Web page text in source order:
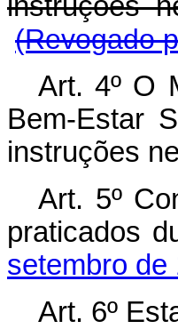
(Revogado
Art. 4º O
Bem-Estar
instruções
Art. 5º
praticados
setembro de
Art. 6º